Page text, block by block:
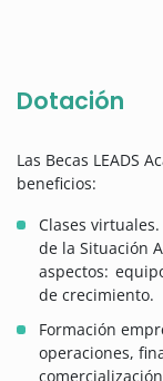
Dotación
Las Becas LEADS
beneficios:
Clases
de la Situación
aspectos:
de crecimiento.
Formación
operaciones,